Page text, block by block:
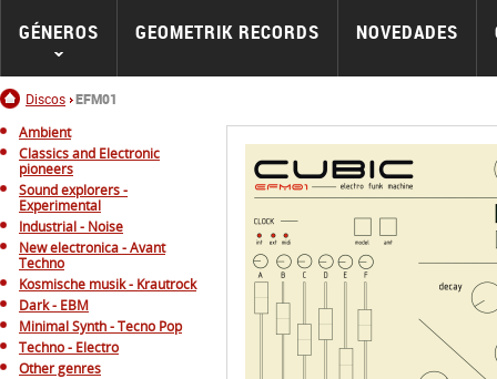
Inicio
Discos EFM01
GÉNEROS GEOMETRIK RECORDS NOVEDADES
Ambient
Classics and Electronic
pioneers
Sound explorers -
Experimental
Industrial - Noise
New electronica - Avant
Techno
Kosmische musik - Krautrock
Dark - EBM
Minimal Synth - Tecno Pop
Techno - Electro
Other genres